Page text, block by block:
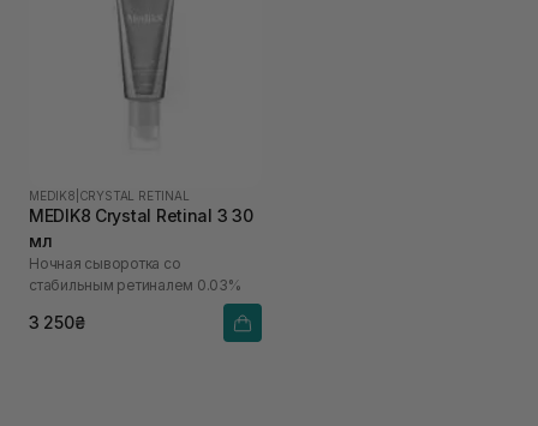
MEDIK8 CRYSTAL RETINAL
MEDIK8 Crystal Retinal 3 30
мл
Ночная сыворотка со
стабильным ретиналем 0.03%
3 250₴